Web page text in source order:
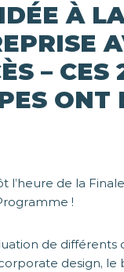
À
– CES
ONT
l’heure de la
!
de différents
design, le